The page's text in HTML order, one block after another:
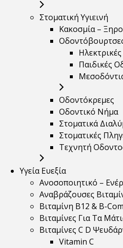
Στοματική Υγιεινή
Κακοσμία –
Παιδικές
Οδοντόκρεμες
Οδοντικό Νήμα
Στοματικά
Στοματικές
Τεχνητή
Υγεία Ευεξία
Ανοσοποιητικό –
Αναβράζουσες
Βιταμίνη B12 & Β-
Βιταμίνες Για Τα
Βιταμίνες C D
Vitamin C